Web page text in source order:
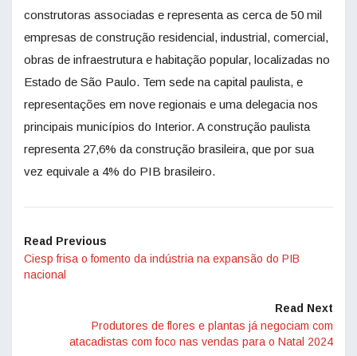
construtoras associadas e representa as cerca de 50 mil
empresas de construção residencial, industrial, comercial,
obras de infraestrutura e habitação popular, localizadas no
Estado de São Paulo. Tem sede na capital paulista, e
representações em nove regionais e uma delegacia nos
principais municípios do Interior. A construção paulista
representa 27,6% da construção brasileira, que por sua
vez equivale a 4% do PIB brasileiro.
Read Previous
Ciesp frisa o fomento da indústria na expansão do PIB
nacional
Read Next
Produtores de flores e plantas já negociam com
atacadistas com foco nas vendas para o Natal 2024